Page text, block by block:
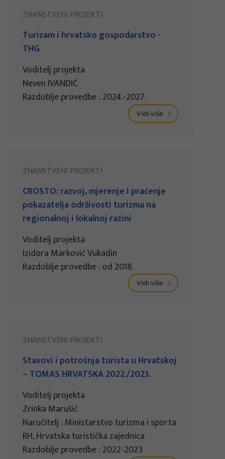
ZNANSTVENI PROJEKTI
Turizam i hrvatsko gospodarstvo -
THG
Voditelj projekta
Neven IVANDIĆ
Razdoblje provedbe : 2024.-2027.
Vidi više
ZNANSTVENI PROJEKTI
CROSTO: razvoj, mjerenje I praćenje
pokazatelja održivosti turizma na
regionalnoj i lokalnoj razini
Voditelj projekta
Izidora Marković Vukadin
Razdoblje provedbe : od 2018.
Vidi više
ZNANSTVENI PROJEKTI
Stavovi i potrošnja turista u Hrvatskoj
– TOMAS HRVATSKA 2022./2023.
Voditelj projekta
Zrinka Marušić
Naručitelj : Ministarstvo turizma i sporta
RH, Hrvatska turistička zajednica
Razdoblje provedbe : 2022-2023